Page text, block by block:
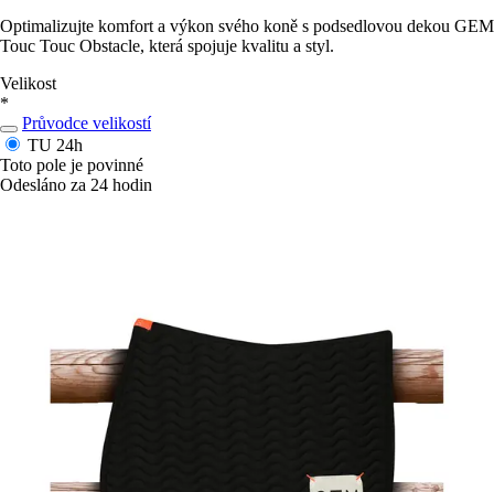
Optimalizujte komfort a výkon svého koně s podsedlovou dekou GEM
Touc Touc Obstacle, která spojuje kvalitu a styl.
Velikost
*
Průvodce velikostí
TU 24h
Toto pole je povinné
Odesláno za 24 hodin